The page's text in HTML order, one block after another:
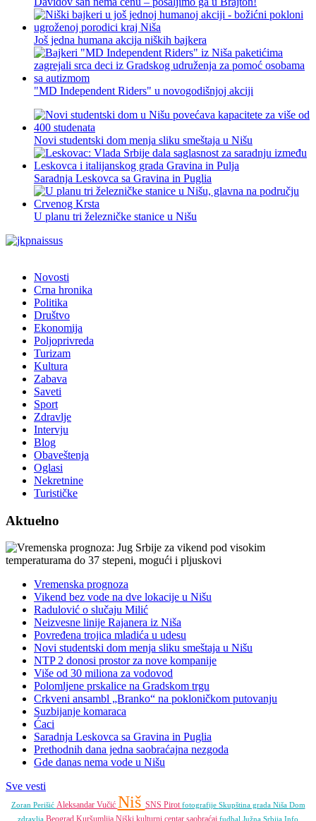
Još jedna humana akcija niških bajkera
"MD Independent Riders" u novogodišnjoj akciji
Novi studentski dom menja sliku smeštaja u Nišu
Saradnja Leskovca sa Gravina in Puglia
U planu tri železničke stanice u Nišu
Novosti
Crna hronika
Politika
Društvo
Ekonomija
Poljoprivreda
Turizam
Kultura
Zabava
Saveti
Sport
Zdravlje
Intervju
Blog
Obaveštenja
Oglasi
Nekretnine
Turističke
Aktuelno
Vremenska prognoza
Vikend bez vode na dve lokacije u Nišu
Radulović o slučaju Milić
Neizvesne linije Rajanera iz Niša
Povređena trojica mladića u udesu
Novi studentski dom menja sliku smeštaja u Nišu
NTP 2 donosi prostor za nove kompanije
Više od 30 miliona za vodovod
Polomljene prskalice na Gradskom trgu
Crkveni ansambl „Branko“ na pokloničkom putovanju
Suzbijanje komaraca
Ćaci
Saradnja Leskovca sa Gravina in Puglia
Prethodnih dana jedna saobraćajna nezgoda
Gde danas nema vode u Nišu
Sve vesti
Zoran Perišić Aleksandar Vučić Niš SNS Pirotfotografije Skupština grada Niša Dom
zdravlja
fudbal Južna Srbija Info